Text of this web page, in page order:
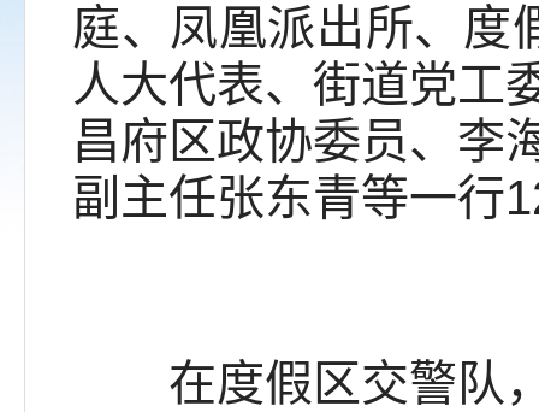
庭、凤凰派出所、度
人大代表、街道党工
昌府区政协委员、李
副主任张东青等一行
在度假区交警队，